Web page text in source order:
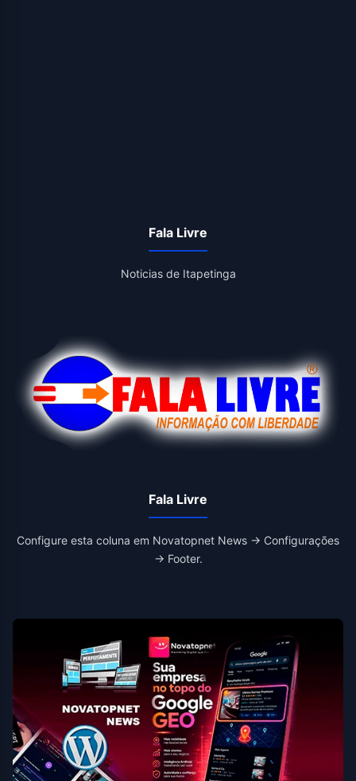
Fala Livre
Noticias de Itapetinga
Fala Livre
Configure esta coluna em Novatopnet News → Configurações
→ Footer.